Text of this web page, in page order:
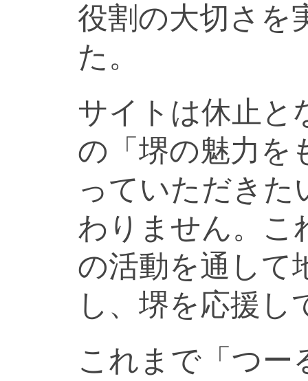
役割の大切さを
た。
サイトは休止と
の「堺の魅力を
っていただきた
わりません。こ
の活動を通して
し、堺を応援し
これまで「つー